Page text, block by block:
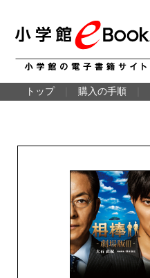
トップ 購入の手順